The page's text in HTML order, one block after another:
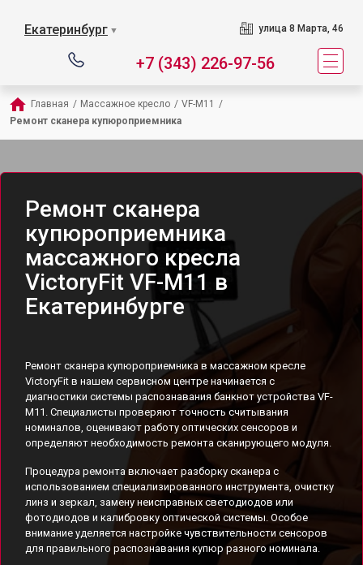
Екатеринбург ▼ улица 8 Марта, 46
+7 (343) 226-97-56
Главная / Массажное кресло / VF-M11
/
Ремонт сканера купюроприемника
Ремонт сканера
купюроприемника
массажного кресла
VictoryFit VF-M11 в
Екатеринбурге
Ремонт сканера купюроприемника в массажном кресле
VictoryFit в нашем сервисном центре начинается с
диагностики системы распознавания банкнот устройства VF-
M11. Специалисты проверяют точность считывания
номиналов, оценивают работу оптических сенсоров и
определяют необходимость ремонта сканирующего модуля.
Процедура ремонта включает разборку сканера с
использованием специализированного инструмента, очистку
линз и зеркал, замену неисправных светодиодов или
фотодиодов и калибровку оптической системы. Особое
внимание уделяется настройке чувствительности сенсоров
для правильного распознавания купюр разного номинала.